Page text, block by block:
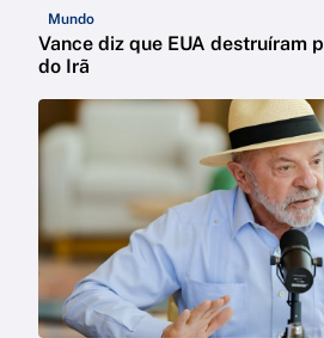
Mundo
Vance diz que EUA destruíram
do Irã